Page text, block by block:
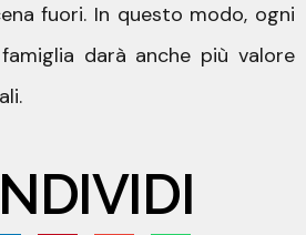
fuori. In questo modo, ogni
darà anche più valore